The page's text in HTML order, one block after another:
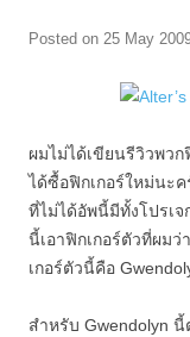
Posted on 25 May
ผมไม่ได้เขียนรีวิวพว
ได้ซื้อฟิกเกอร์ใหม่นะ
ที่ไม่ได้อัพนี้มีทั้งโปรเ
นี้เอาฟิกเกอร์ตัวที่ผม
เกอร์ตัวนี้คือ
สำหรับ Gwendolyn นี้